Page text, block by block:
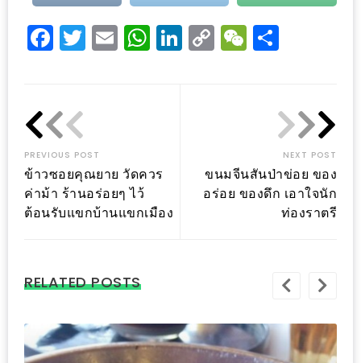
ช็อป
ฟิน
E-
NEWS
GAME
(SABAI
HOMEPRO
2017
เชียงใหม่
Facebook
Twitter
EmailWhatsApp
LinkedIn
CopyWeChat
PREVIOUS POST
ข้าวซอยคุณยาย วัดควร
ค่าม้า ร้านอร่อยๆ ไว้
ต้อนรับแขกบ้านแขกเมือง
NEXT POST
ขนมจีนสันป่าข่อย ของ
อร่อย ของดึก เอาใจนัก
ท่องราตรี
RELATED POSTS